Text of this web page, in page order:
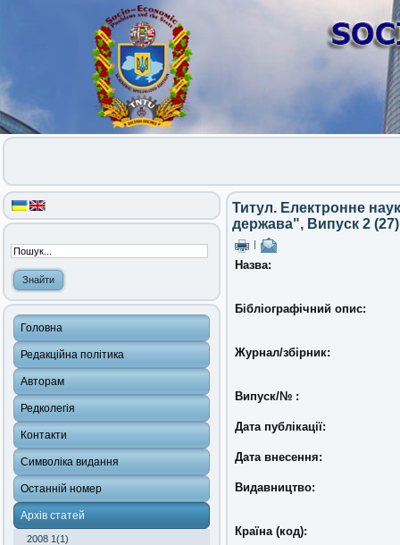
Головна
Редакційна політика
Авторам
Редколегія
Контакти
Символіка видання
Останній номер
Архів статей
2008 1(1)
Титул. Електронне
держава", Випуск 2
Назва:
Бібліографічний опис:
Журнал/збірник:
Випуск/№ :
Дата публікації:
Дата внесення:
Видавництво:
Країна (код):